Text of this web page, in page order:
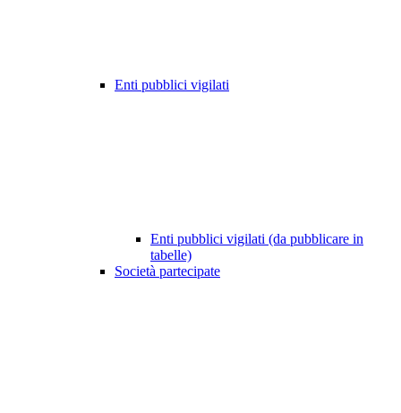
Enti pubblici vigilati
Enti pubblici vigilati (da pubblicare in
tabelle)
Società partecipate